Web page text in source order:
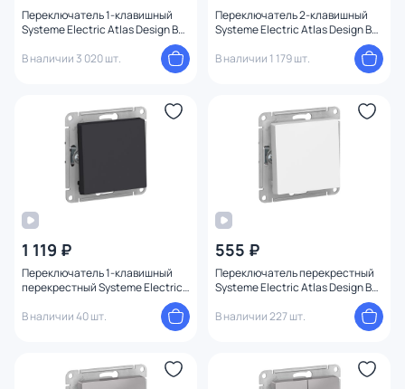
Переключатель 1-клавишный
Systeme Electric Atlas Design BD-
В наличии 3 020 шт.
Переключатель 2-клавишный
Systeme Electric Atlas Design BD-
В наличии 1 179 шт.
1 119 ₽
Переключатель 1-клавишный
перекрестный Systeme Electric
В наличии 40 шт.
555 ₽
Переключатель перекрестный
Systeme Electric Atlas Design BD-
В наличии 227 шт.